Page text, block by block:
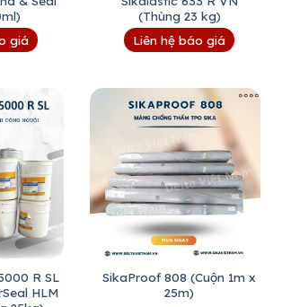
giá
(Thùng 23 kg)
Liên hệ báo giá
R SL
HLM
SikaProof 808 (Cuộn 1m x
25m)